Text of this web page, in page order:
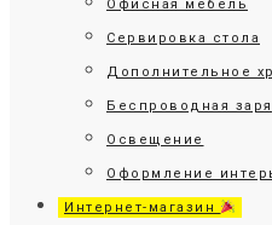
Офисная мебель
Сервировка стола
Дополнительное
Беспроводная
Освещение
Оформление
Интернет-магазин